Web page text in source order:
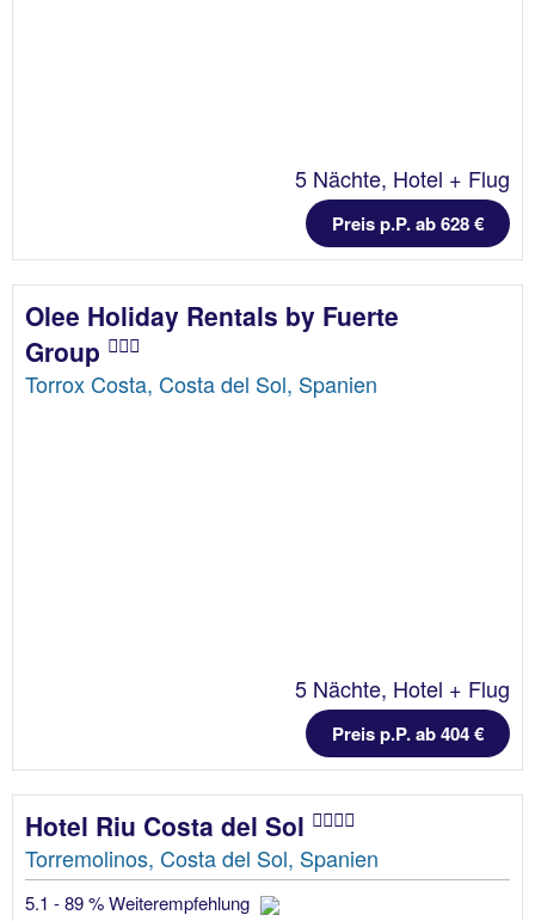
5 Nächte, Hotel + Flug
Preis p.P. ab 628 €
Olee Holiday Rentals by Fuerte
Group
Torrox Costa, Costa del Sol, Spanien
5 Nächte, Hotel + Flug
Preis p.P. ab 404 €
Hotel Riu Costa del Sol
Torremolinos, Costa del Sol, Spanien
5.1 - 89 % Weiterempfehlung